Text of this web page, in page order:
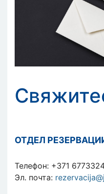
ОТДЕЛ
Телефон: +371
Эл. почта: